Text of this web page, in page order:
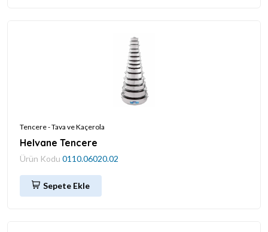
Tencere - Tava ve Kaçerola
Helvane Tencere
Ürün Kodu 0110.06020.02
Sepete Ekle